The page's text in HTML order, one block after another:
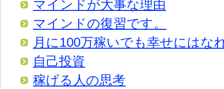
マインドが大事な理由
マインドの復習です。
月に100万稼いでも幸せにはな
自己投資
稼げる人の思考